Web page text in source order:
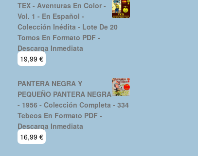
TEX - Aventuras En Color -
Vol. 1 - En Español -
Colección Inédita - Lote De 20
Tomos En Formato PDF -
Descarga Inmediata
19,99 €
PANTERA NEGRA Y
PEQUEÑO PANTERA NEGRA
- 1956 - Colección Completa - 334
Tebeos En Formato PDF -
Descarga Inmediata
16,99 €